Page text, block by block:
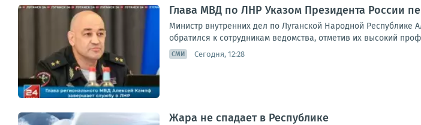
Глава МВД по ЛНР Указом Президента России
Министр внутренних дел по Луганской Народной Республике
обратился к сотрудникам ведомства, отметив их высокий
СМИ Сегодня, 12:28
Жара не спадает в Республике